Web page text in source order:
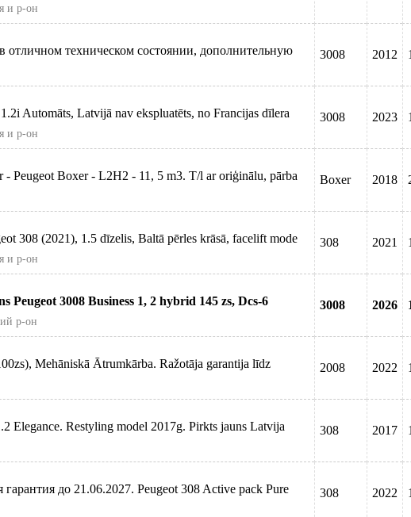
и р-он
отличном техническом состоянии, дополнительную
3008 2012
Automāts, Latvijā nav ekspluatēts, no Francijas dīlera
и р-он
3008 2023
- Peugeot Boxer - L2H2 - 11, 5 m3. T/l ar oriģinālu, pārba Boxer 2018
308 (2021), 1.5 dīzelis, Baltā pērles krāsā, facelift mode
и р-он
308 2021
Peugeot 3008 Business 1, 2 hybrid 145 zs, Dcs-6
р-он
3008 2026
Mehāniskā Ātrumkārba. Ražotāja garantija līdz
2008 2022
Elegance. Restyling model 2017g. Pirkts jauns Latvija
308 2017
до 21.06.2027. Peugeot 308 Active pack Pure
308 2022